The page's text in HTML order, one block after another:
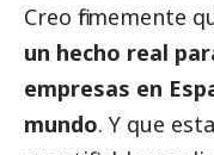
Creo firmemente
un hecho real
empresas en
mundo. Y que